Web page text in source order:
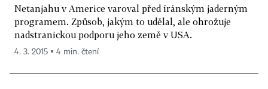
Netanjahu v Americe varoval před íránským jaderným
programem. Způsob, jakým to udělal, ale ohrožuje
nadstranickou podporu jeho země v USA.
4. 3. 2015 ▪ 4 min. čtení